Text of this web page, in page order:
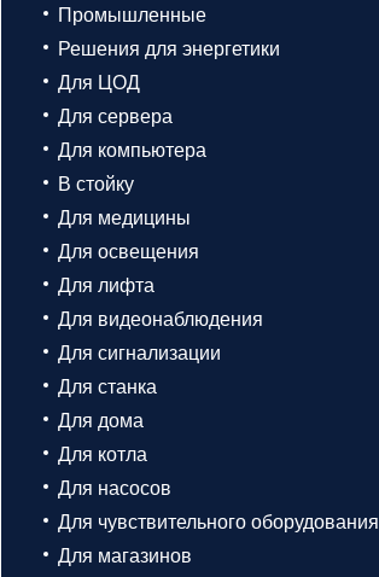
Промышленные
Решения для энергетики
Для ЦОД
Для сервера
Для компьютера
В стойку
Для медицины
Для освещения
Для лифта
Для видеонаблюдения
Для сигнализации
Для станка
Для дома
Для котла
Для насосов
Для чувствительного оборудования
Для магазинов